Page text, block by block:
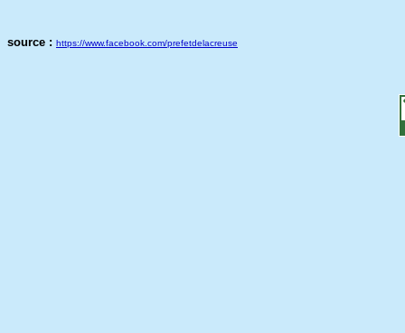
source : https://www.facebook.com/prefetdelacreuse